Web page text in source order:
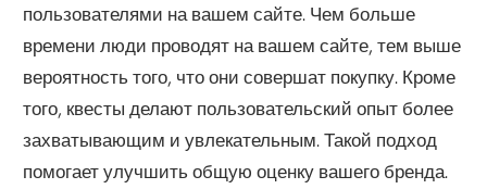
пользователями на вашем сайте. Чем больше
времени люди проводят на вашем сайте, тем выше
вероятность того, что они совершат покупку. Кроме
того, квесты делают пользовательский опыт более
захватывающим и увлекательным. Такой подход
помогает улучшить общую оценку вашего бренда.